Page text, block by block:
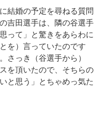
結婚の予定を尋ねる質問
吉田選手は、隣の谷選手
って」と驚きをあらわに
を）言っていたのです
さっき（谷選手から）
を頂いたので、そちらの
と思う」とちゃめっ気た